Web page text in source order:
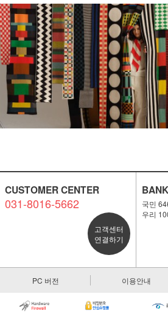
CUSTOMER CENTER
031-8016-5662
고객센터
연결하기
국민
우리
PC 버전 이용안내